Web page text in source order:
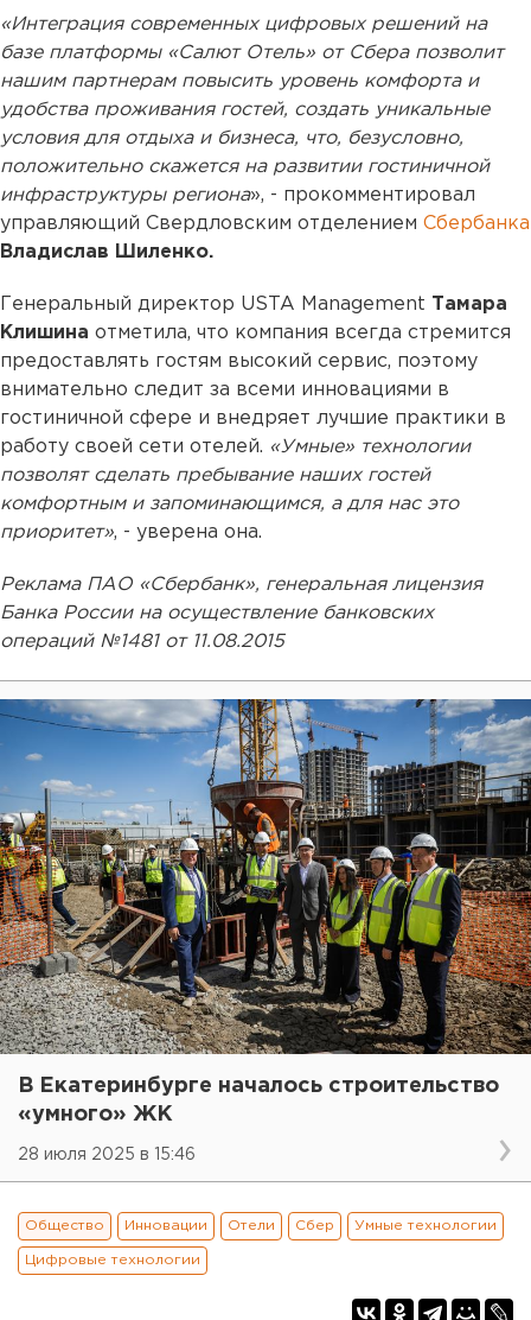
«Интеграция современных цифровых решений на
базе платформы «Салют Отель» от Сбера позволит
нашим партнерам повысить уровень комфорта и
удобства проживания гостей, создать уникальные
условия для отдыха и бизнеса, что, безусловно,
положительно скажется на развитии гостиничной
инфраструктуры региона», - прокомментировал
управляющий Свердловским отделением Сбербанка
Владислав Шиленко.
Генеральный директор USTA Management Тамара
Клишина отметила, что компания всегда стремится
предоставлять гостям высокий сервис, поэтому
внимательно следит за всеми инновациями в
гостиничной сфере и внедряет лучшие практики в
работу своей сети отелей. «Умные» технологии
позволят сделать пребывание наших гостей
комфортным и запоминающимся, а для нас это
приоритет», - уверена она.
Реклама ПАО «Сбербанк», генеральная лицензия
Банка России на осуществление банковских
операций №1481 от 11.08.2015
В Екатеринбурге началось строительство
«умного» ЖК
28 июля 2025 в 15:46
Общество Инновации Отели Сбер Умные технологии
Цифровые технологии